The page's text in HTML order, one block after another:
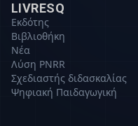
LIVRESQ
Εκδότης
Βιβλιοθήκη
Νέα
Λύση PNRR
Σχεδιαστής διδασκαλίας
Ψηφιακή Παιδαγωγική